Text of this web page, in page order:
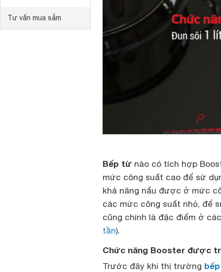
Tư vấn mua sắm
Bếp từ nào có tích hợp
mức công suất cao để sử
khả năng nấu được ở mức
các mức công suất nhỏ, để
cũng chính là đặc điểm ở
tần).
Chức năng Booster được
Trước đây khi thị trường